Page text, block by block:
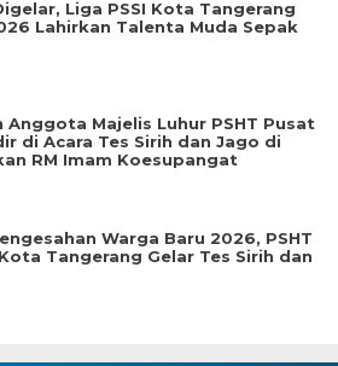
Liga PSSI Kota Tangerang
Lahirkan Talenta Muda Sepak
Anggota Majelis Luhur PSHT Pusat
di Acara Tes Sirih dan Jago di
RM Imam Koesupangat
Warga Baru 2026, PSHT
Tangerang Gelar Tes Sirih dan